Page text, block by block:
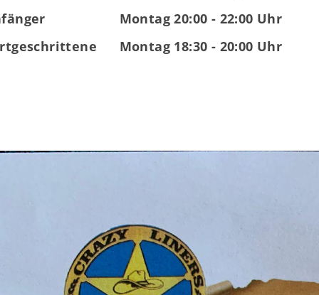
Montag 20:00 - 22:00 Uhr
Montag 18:30 - 20:00 Uhr
Mitglieder-Service